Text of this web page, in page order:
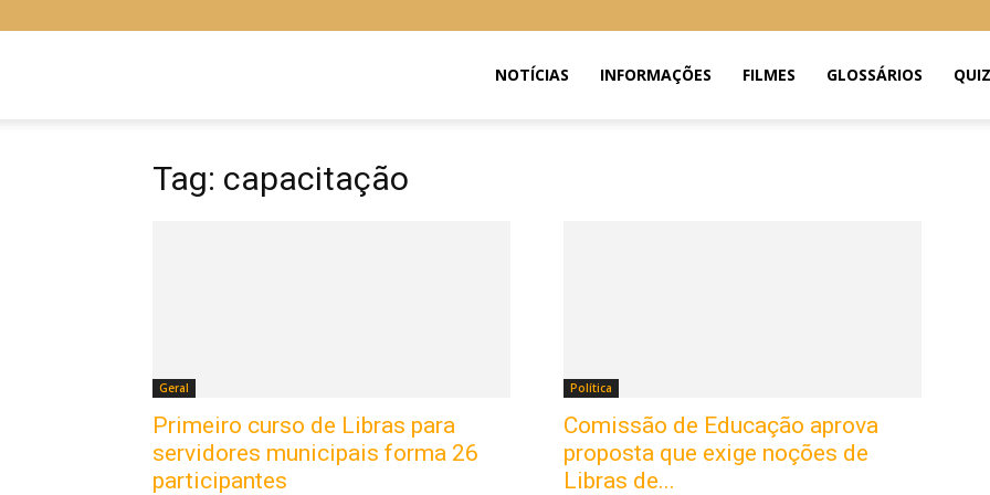
NOTÍCIAS INFORMAÇÕES FILMES GLOSSÁRIOS QUIZ
Tag: capacitação
Geral
Primeiro curso de Libras para
servidores municipais forma 26
participantes
Política
Comissão de Educação aprova
proposta que exige noções de
Libras de...